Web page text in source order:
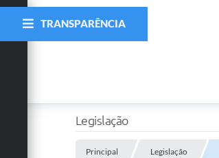
TRANSPARÊNCIA
Legislação
Principal Legislação